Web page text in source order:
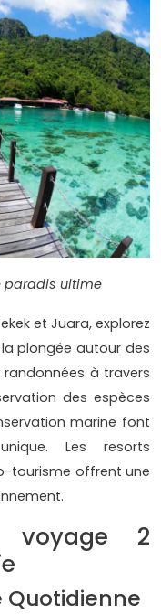
paradis ultime
et Juara, explorez
plongée autour des
à travers
des espèces
marine font
Les resorts
tourisme offrent une
voyage 2
Quotidienne